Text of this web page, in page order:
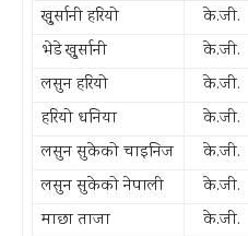
खु्र्सानी हरियो
के.जी.
भेडे खु्र्सानी
के.जी.
लसुन हरियो
के.जी.
हरियो धनिया
के.जी.
लसुन सुकेको चाइनिज
के.जी.
लसुन सुकेको नेपाली
के.जी.
माछा ताजा
के.जी.